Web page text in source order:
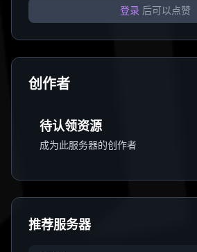
登录 后可以点赞
创作者
待认领资源
成为此服务器的创作者
推荐服务器